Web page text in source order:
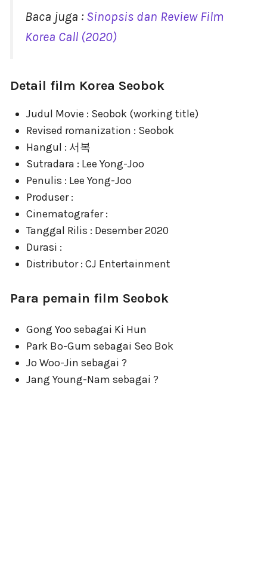
Baca juga : Sinopsis dan Review Film
Korea Call (2020)
Detail film Korea Seobok
Judul Movie : Seobok (working title)
Revised romanization : Seobok
Hangul : 서복
Sutradara : Lee Yong-Joo
Penulis : Lee Yong-Joo
Produser :
Cinematografer :
Tanggal Rilis : Desember 2020
Durasi :
Distributor : CJ Entertainment
Para pemain film Seobok
Gong Yoo sebagai Ki Hun
Park Bo-Gum sebagai Seo Bok
Jo Woo-Jin sebagai ?
Jang Young-Nam sebagai ?